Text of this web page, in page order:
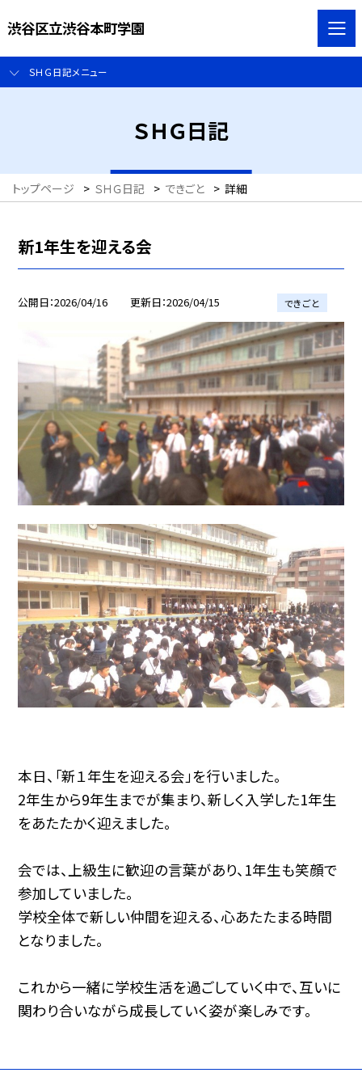
渋谷区立渋谷本町学園
ＳＨＧ日記メニュー
ＳＨＧ日記
トップページ > ＳＨＧ日記 > できごと > 詳細
新1年生を迎える会
公開日 2026/04/16 更新日 2026/04/15 できごと
本日、「新１年生を迎える会」を行いました。
2年生から9年生までが集まり、新しく入学した1年生
をあたたかく迎えました。
会では、上級生に歓迎の言葉があり、1年生も笑顔で
参加していました。
学校全体で新しい仲間を迎える、心あたたまる時間
となりました。
これから一緒に学校生活を過ごしていく中で、互いに
関わり合いながら成長していく姿が楽しみです。